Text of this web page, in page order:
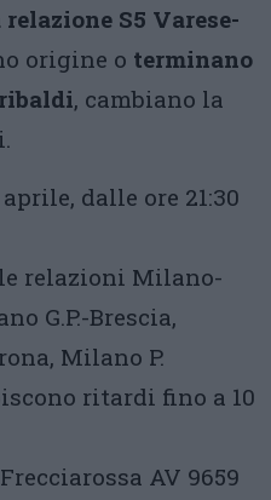
S5 Varese-
origine o terminano
, cambiano la
dalle ore 21:30
relazioni Milano-
G.P.-Brescia,
Milano P.
ritardi fino a 10
AV 9659